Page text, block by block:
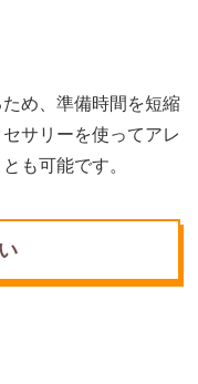
め、準備時間を短縮
サリーを使ってアレ
も可能です。